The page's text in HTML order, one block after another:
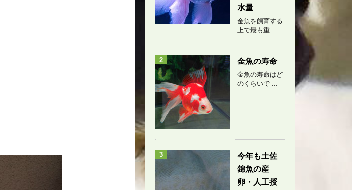
水量
金魚を飼育する
上で最も重 ...
2 金魚の寿命
金魚の寿命はど
のくらいで ...
3
今年も土佐
錦魚の産
卵・人工授